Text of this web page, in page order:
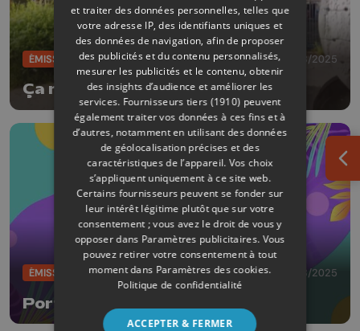
ÉMISSIONS 19/08/2025
Ça roule?
ÉMISSIONS 13/08/2025
Port de plaisance de Seneffe
et traiter des données personnelles, telles que
votre adresse IP, des identifiants uniques et
des données de navigation, afin de proposer
des publicités et du contenu personnalisés,
mesurer les publicités et le contenu, obtenir
des insights d’audience et améliorer les
services. Fournisseurs tiers (1910) peuvent
également traiter vos données à ces fins et à
d’autres, notamment en utilisant des données
de géolocalisation précises et des
caractéristiques de l’appareil. Vos choix
s’appliquent uniquement à ce site web.
Certains fournisseurs peuvent se fonder sur
leur intérêt légitime plutôt que sur votre
consentement ; vous avez le droit de vous y
opposer dans Paramètres publicitaires. Vous
pouvez retirer votre consentement à tout
moment dans Paramètres des cookies.
Politique de confidentialité
ACCEPTER & FERMER